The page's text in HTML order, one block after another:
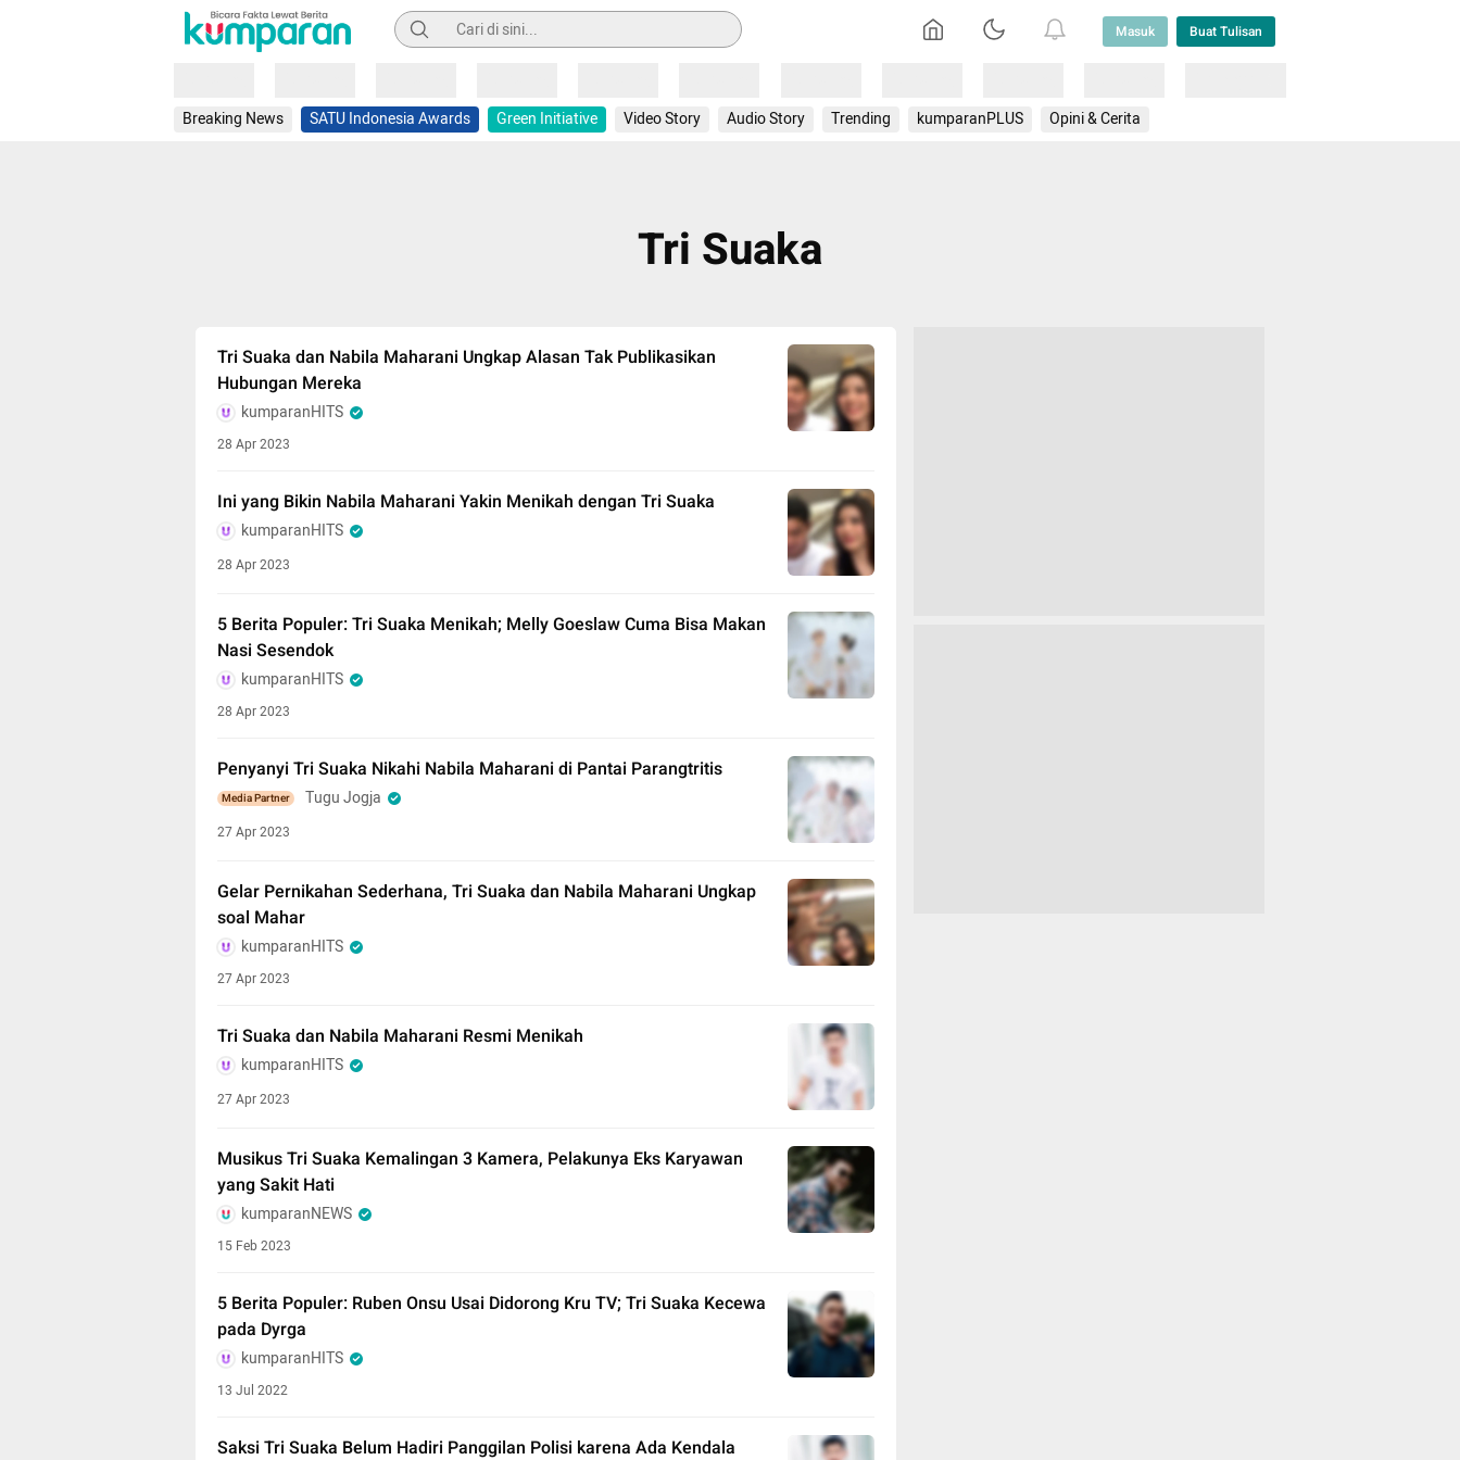
Pencarian Masuk Buat Tulisan
Breaking News SATU Indonesia Awards Green Initiative Video Story Audio Story Trending kumparanPLUS Opini & Cerita
Tri Suaka
Tri Suaka dan Nabila Maharani Ungkap Alasan Tak Publikasikan
Hubungan Mereka
kumparanHITS
28 Apr 2023
Ini yang Bikin Nabila Maharani Yakin Menikah dengan Tri Suaka
kumparanHITS
28 Apr 2023
5 Berita Populer: Tri Suaka Menikah; Melly Goeslaw Cuma Bisa Makan
Nasi Sesendok
kumparanHITS
28 Apr 2023
Penyanyi Tri Suaka Nikahi Nabila Maharani di Pantai Parangtritis
Media Partner Tugu Jogja
27 Apr 2023
Gelar Pernikahan Sederhana, Tri Suaka dan Nabila Maharani Ungkap
soal Mahar
kumparanHITS
27 Apr 2023
Tri Suaka dan Nabila Maharani Resmi Menikah
kumparanHITS
27 Apr 2023
Musikus Tri Suaka Kemalingan 3 Kamera, Pelakunya Eks Karyawan
yang Sakit Hati
kumparanNEWS
15 Feb 2023
5 Berita Populer: Ruben Onsu Usai Didorong Kru TV; Tri Suaka Kecewa
pada Dyrga
kumparanHITS
13 Jul 2022
Saksi Tri Suaka Belum Hadiri Panggilan Polisi karena Ada Kendala